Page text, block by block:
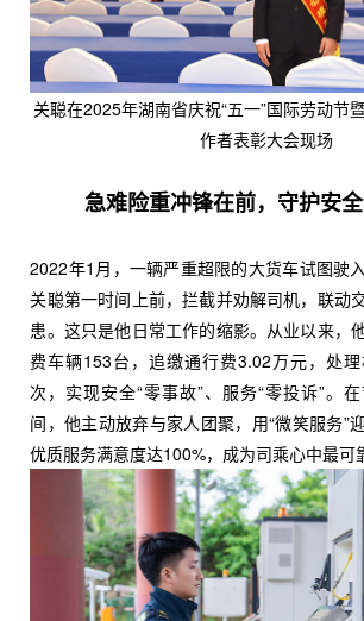
关聪在2025年湖南省庆祝“五一”国际劳动节
作者表彰大会现场
急难险重冲锋在前，守护安
2022年1月，一辆严重超限的大货车试图驶
关聪第一时间上前，拦截并劝解司机，联动
患。这只是他日常工作的缩影。从业以来，
费车辆153台，追缴通行费3.02万元，处
次，实现安全“零事故”、服务“零投诉”。
间，他主动放弃与家人团聚，用“微笑服务”
优质服务满意度达100%，成为司乘心中最可